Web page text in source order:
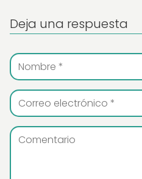
Deja una respuesta